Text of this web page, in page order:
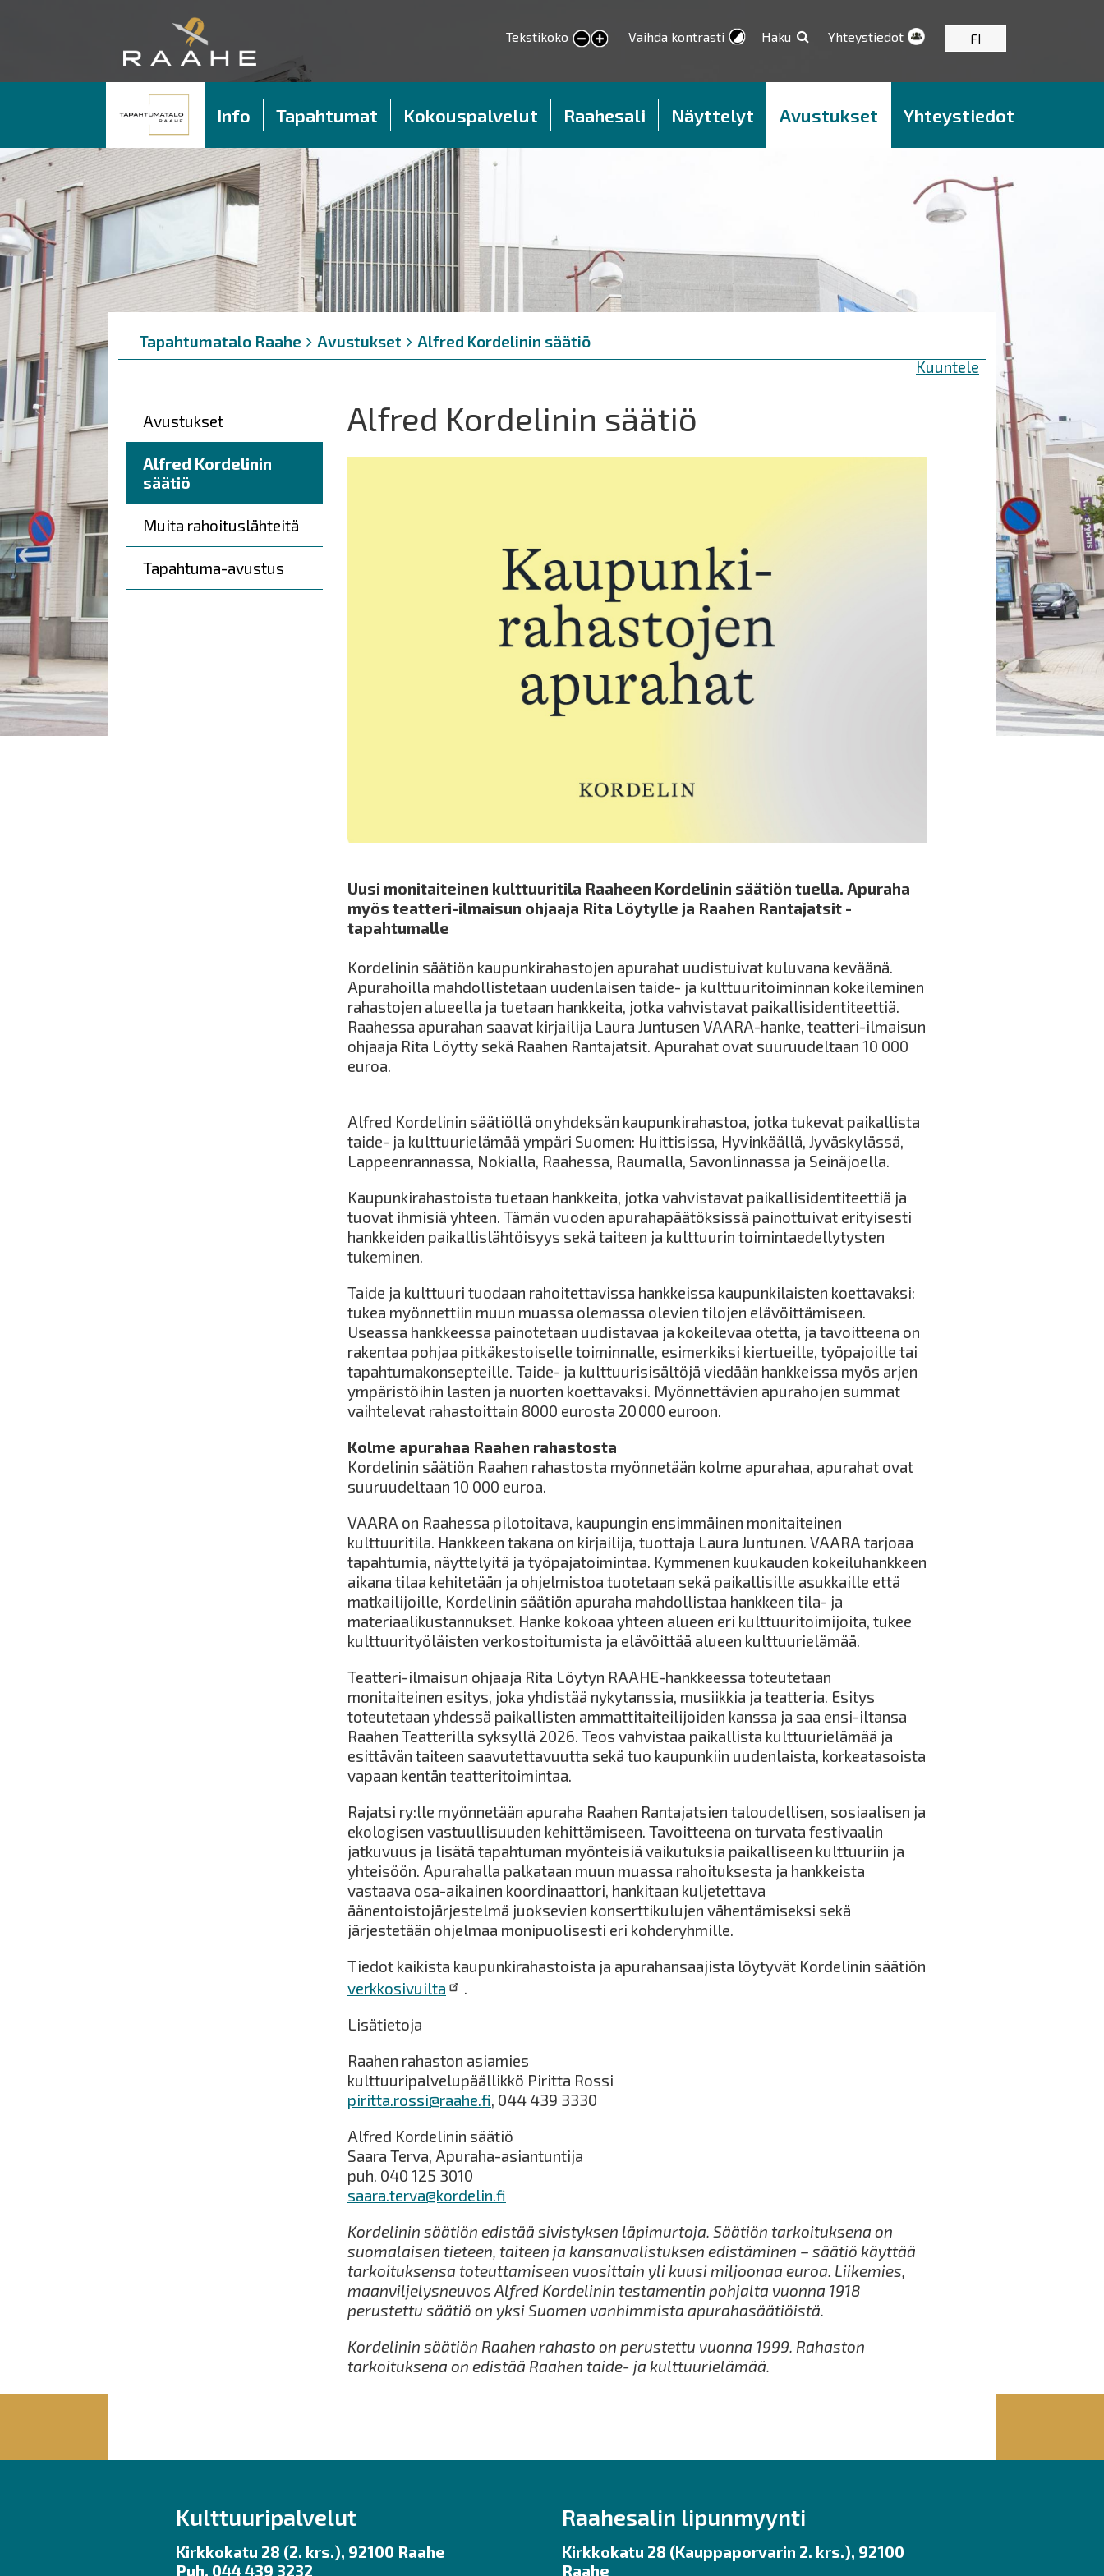
Tekstikoko
smaller text
larger text Vaihda kontrasti Haku Yhteystiedot FI
Info Tapahtumat Kokouspalvelut Raahesali Näyttelyt Avustukset Yhteystiedot
Murupolku
You
are
Tapahtumatalo Raahe Avustukset
Alfred Kordelinin säätiö
Kuuntele
Päävalikko
Avustukset
Alfred Kordelinin
säätiö
Muita rahoituslähteitä
Tapahtuma-avustus
Alfred Kordelinin säätiö
Uusi monitaiteinen kulttuuritila Raaheen Kordelinin säätiön tuella. Apuraha
myös teatteri-ilmaisun ohjaaja Rita Löytylle ja Raahen Rantajatsit -
tapahtumalle
Kordelinin säätiön kaupunkirahastojen apurahat uudistuivat kuluvana keväänä.
Apurahoilla mahdollistetaan uudenlaisen taide- ja kulttuuritoiminnan kokeileminen
rahastojen alueella ja tuetaan hankkeita, jotka vahvistavat paikallisidentiteettiä.
Raahessa apurahan saavat kirjailija Laura Juntusen VAARA-hanke, teatteri-ilmaisun
ohjaaja Rita Löytty sekä Raahen Rantajatsit. Apurahat ovat suuruudeltaan 10 000
euroa.
Alfred Kordelinin säätiöllä on yhdeksän kaupunkirahastoa, jotka tukevat paikallista
taide- ja kulttuurielämää ympäri Suomen: Huittisissa, Hyvinkäällä, Jyväskylässä,
Lappeenrannassa, Nokialla, Raahessa, Raumalla, Savonlinnassa ja Seinäjoella.
Kaupunkirahastoista tuetaan hankkeita, jotka vahvistavat paikallisidentiteettiä ja
tuovat ihmisiä yhteen. Tämän vuoden apurahapäätöksissä painottuivat erityisesti
hankkeiden paikallislähtöisyys sekä taiteen ja kulttuurin toimintaedellytysten
tukeminen.
Taide ja kulttuuri tuodaan rahoitettavissa hankkeissa kaupunkilaisten koettavaksi:
tukea myönnettiin muun muassa olemassa olevien tilojen elävöittämiseen.
Useassa hankkeessa painotetaan uudistavaa ja kokeilevaa otetta, ja tavoitteena on
rakentaa pohjaa pitkäkestoiselle toiminnalle, esimerkiksi kiertueille, työpajoille tai
tapahtumakonsepteille. Taide- ja kulttuurisisältöjä viedään hankkeissa myös arjen
ympäristöihin lasten ja nuorten koettavaksi. Myönnettävien apurahojen summat
vaihtelevat rahastoittain 8000 eurosta 20 000 euroon.
Kolme apurahaa Raahen rahastosta
Kordelinin säätiön Raahen rahastosta myönnetään kolme apurahaa, apurahat ovat
suuruudeltaan 10 000 euroa.
VAARA on Raahessa pilotoitava, kaupungin ensimmäinen monitaiteinen
kulttuuritila. Hankkeen takana on kirjailija, tuottaja Laura Juntunen. VAARA tarjoaa
tapahtumia, näyttelyitä ja työpajatoimintaa. Kymmenen kuukauden kokeiluhankkeen
aikana tilaa kehitetään ja ohjelmistoa tuotetaan sekä paikallisille asukkaille että
matkailijoille, Kordelinin säätiön apuraha mahdollistaa hankkeen tila- ja
materiaalikustannukset. Hanke kokoaa yhteen alueen eri kulttuuritoimijoita, tukee
kulttuurityöläisten verkostoitumista ja elävöittää alueen kulttuurielämää.
Teatteri-ilmaisun ohjaaja Rita Löytyn RAAHE-hankkeessa toteutetaan
monitaiteinen esitys, joka yhdistää nykytanssia, musiikkia ja teatteria. Esitys
toteutetaan yhdessä paikallisten ammattitaiteilijoiden kanssa ja saa ensi-iltansa
Raahen Teatterilla syksyllä 2026. Teos vahvistaa paikallista kulttuurielämää ja
esittävän taiteen saavutettavuutta sekä tuo kaupunkiin uudenlaista, korkeatasoista
vapaan kentän teatteritoimintaa.
Rajatsi ry:lle myönnetään apuraha Raahen Rantajatsien taloudellisen, sosiaalisen ja
ekologisen vastuullisuuden kehittämiseen. Tavoitteena on turvata festivaalin
jatkuvuus ja lisätä tapahtuman myönteisiä vaikutuksia paikalliseen kulttuuriin ja
yhteisöön. Apurahalla palkataan muun muassa rahoituksesta ja hankkeista
vastaava osa-aikainen koordinaattori, hankitaan kuljetettava
äänentoistojärjestelmä juoksevien konserttikulujen vähentämiseksi sekä
järjestetään ohjelmaa monipuolisesti eri kohderyhmille.
Tiedot kaikista kaupunkirahastoista ja apurahansaajista löytyvät Kordelinin säätiön
verkkosivuilta
.
Lisätietoja
Raahen rahaston asiamies
kulttuuripalvelupäällikkö Piritta Rossi
piritta.rossi@raahe.fi, 044 439 3330
Alfred Kordelinin säätiö
Saara Terva, Apuraha-asiantuntija
puh. 040 125 3010
saara.terva@kordelin.fi
Kordelinin säätiön edistää sivistyksen läpimurtoja. Säätiön tarkoituksena on
suomalaisen tieteen, taiteen ja kansanvalistuksen edistäminen – säätiö käyttää
tarkoituksensa toteuttamiseen vuosittain yli kuusi miljoonaa euroa. Liikemies,
maanviljelysneuvos Alfred Kordelinin testamentin pohjalta vuonna 1918
perustettu säätiö on yksi Suomen vanhimmista apurahasäätiöistä.
Kordelinin säätiön Raahen rahasto on perustettu vuonna 1999. Rahaston
tarkoituksena on edistää Raahen taide- ja kulttuurielämää.
Kulttuuripalvelut
Kirkkokatu 28 (2. krs.), 92100 Raahe
Puh. 044 439 3232
Raahesalin lipunmyynti
Kirkkokatu 28 (Kauppaporvarin 2. krs.), 92100
Raahe